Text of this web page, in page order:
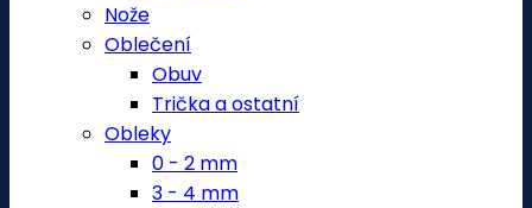
Nože
Oblečení
Obuv
Trička a ostatní
Obleky
0 - 2 mm
3 - 4 mm